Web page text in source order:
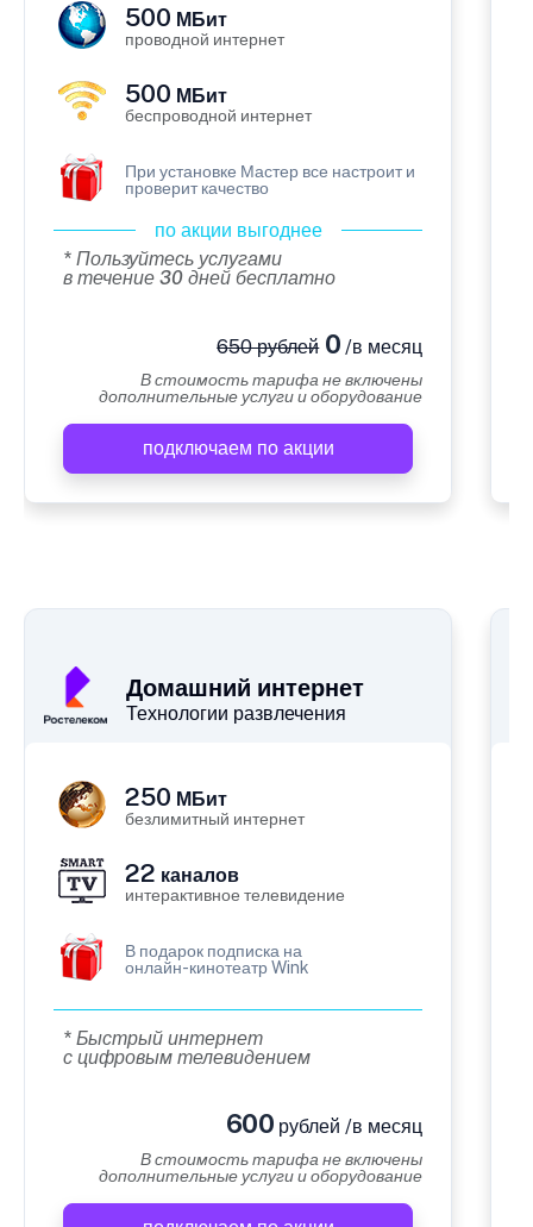
500 МБит
проводной интернет
500 МБит
беспроводной интернет
При установке Мастер все настроит и
проверит качество
по акции выгоднее
* Пользуйтесь услугами
в течение 30 дней бесплатно
650 рублей0 /в месяц
В стоимость тарифа не включены
дополнительные услуги и оборудование
подключаем по акции
Домашний интернет
Технологии развлечения
250 МБит
безлимитный интернет
22 каналов
интерактивное телевидение
В подарок подписка на
онлайн-кинотеатр Wink
* Быстрый интернет
с цифровым телевидением
600 рублей /в месяц
В стоимость тарифа не включены
дополнительные услуги и оборудование